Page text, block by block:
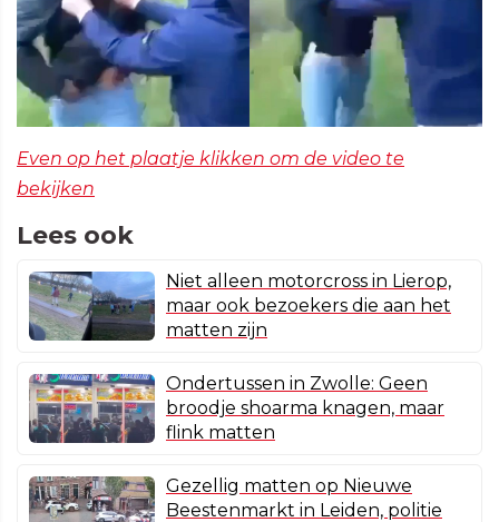
Even op het plaatje klikken om de video te
bekijken
Lees ook
Niet alleen motorcross in Lierop,
maar ook bezoekers die aan het
matten zijn
Ondertussen in Zwolle: Geen
broodje shoarma knagen, maar
flink matten
Gezellig matten op Nieuwe
Beestenmarkt in Leiden, politie